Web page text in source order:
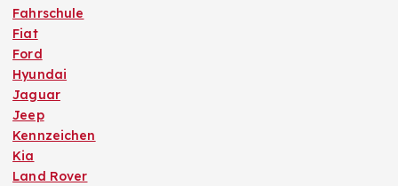
Fahrschule
Fiat
Ford
Hyundai
Jaguar
Jeep
Kennzeichen
Kia
Land Rover